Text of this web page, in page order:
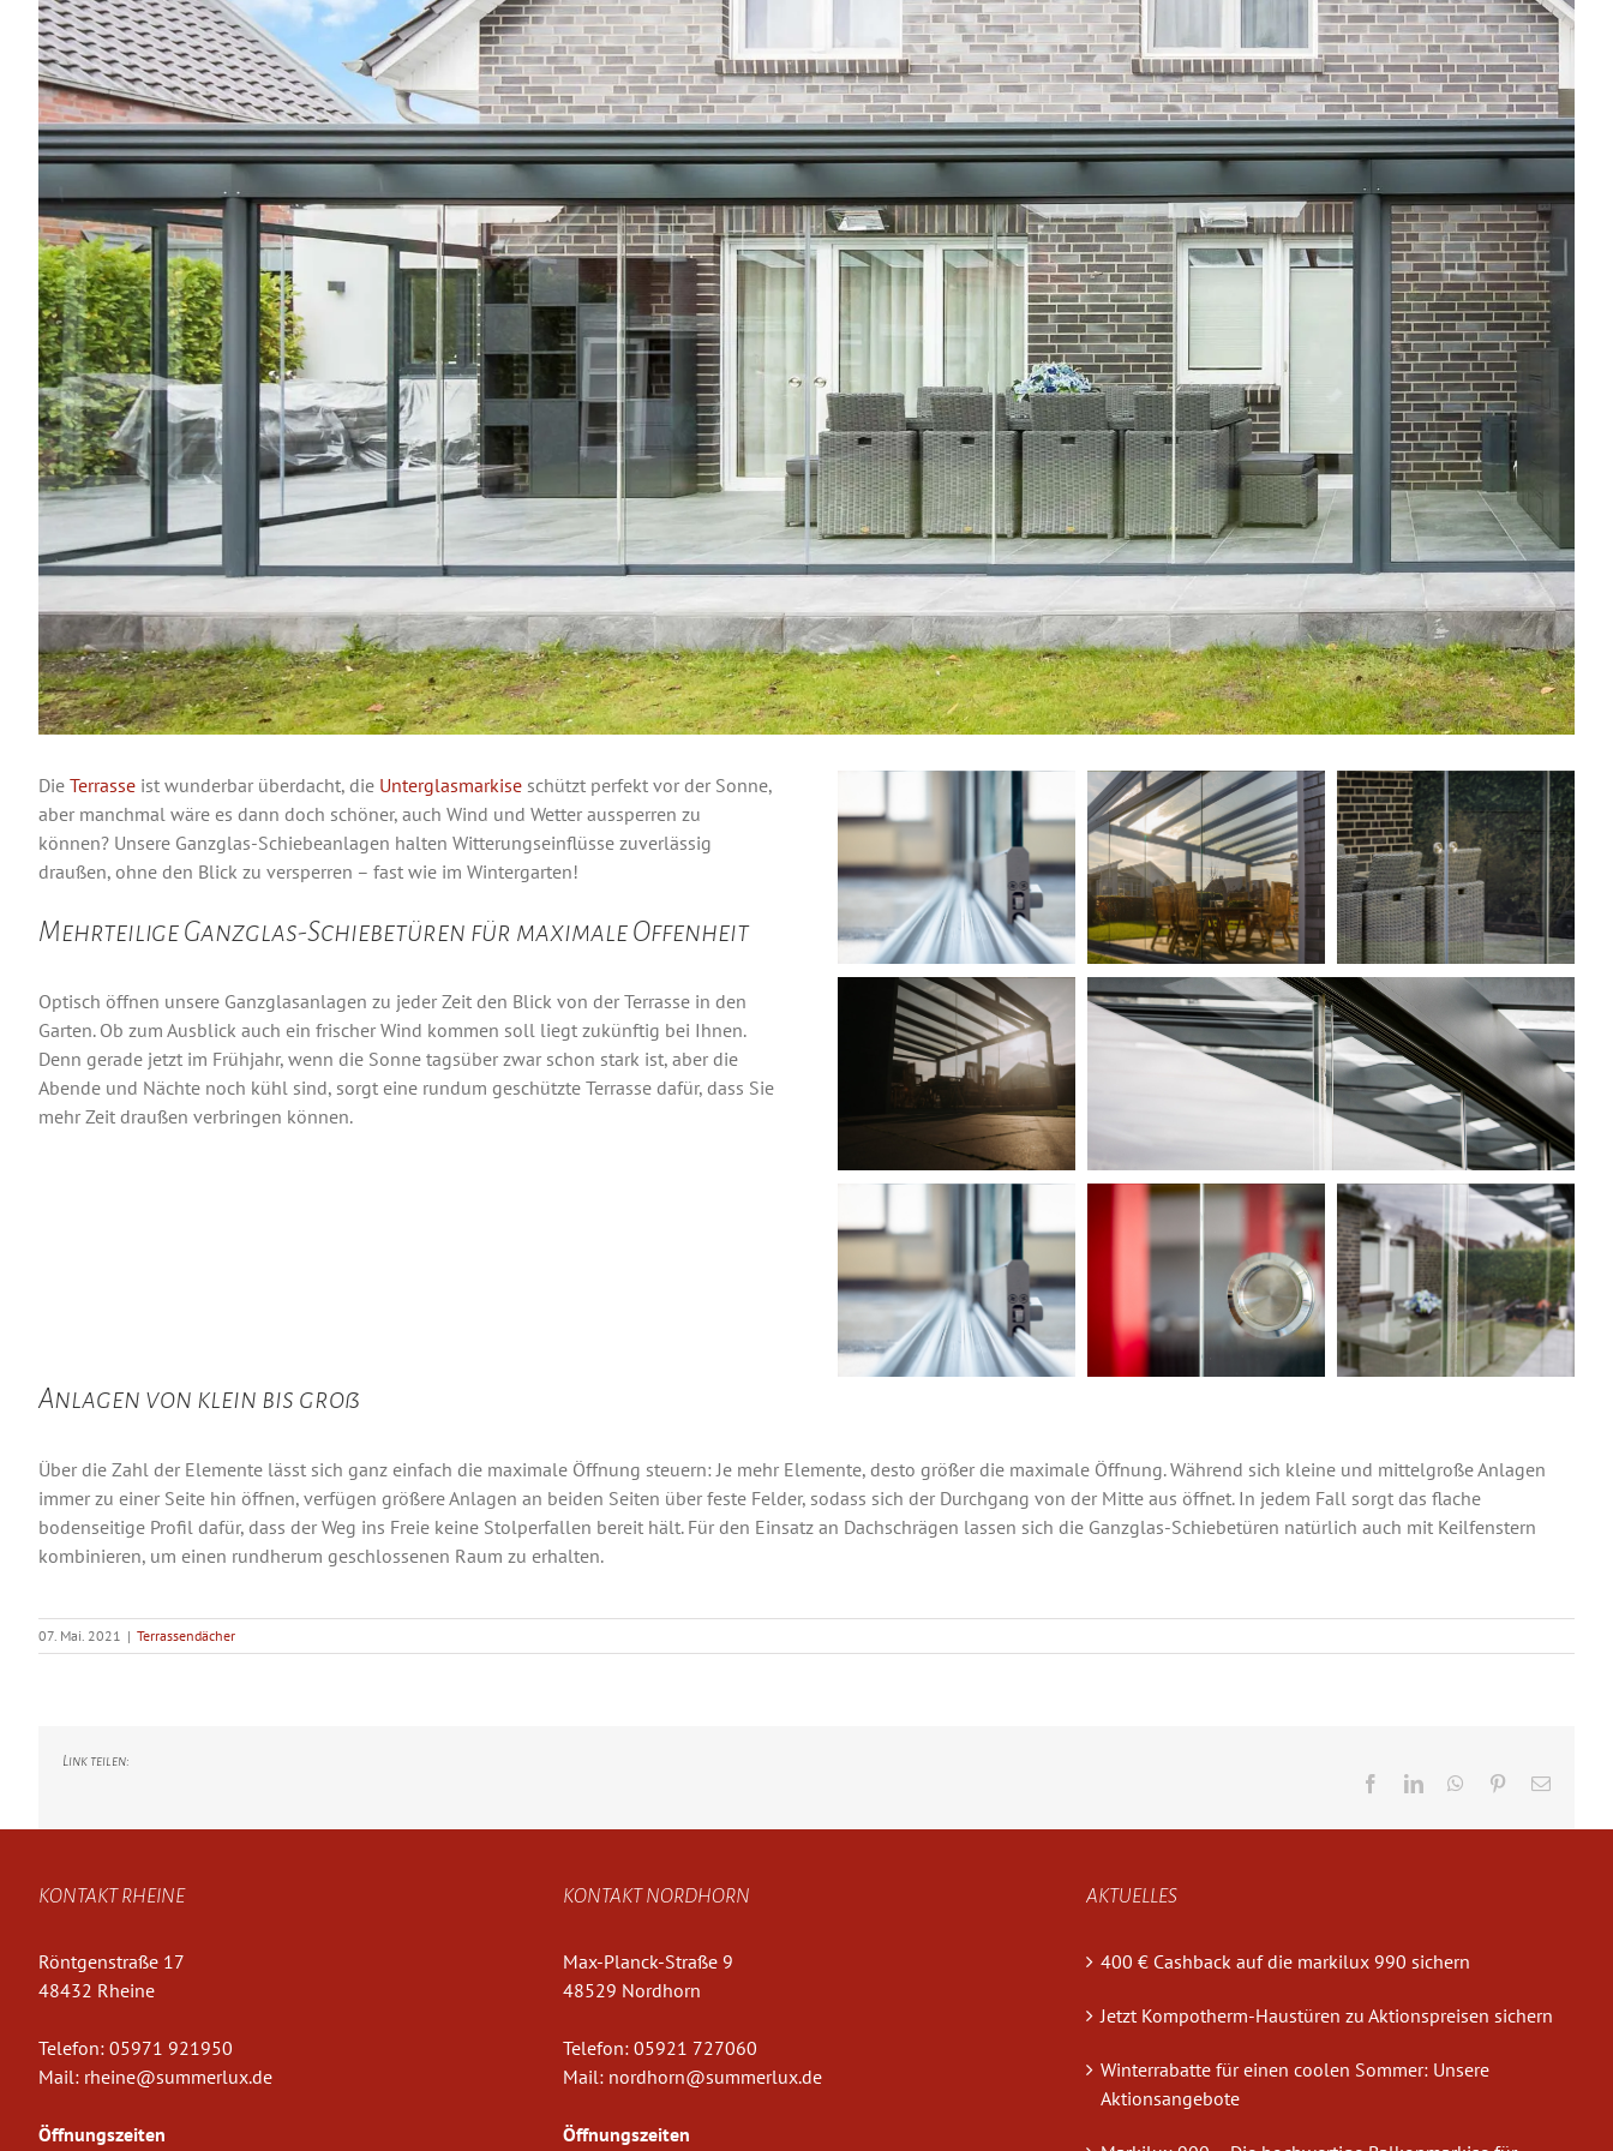
Die Terrasseist wunderbar überdacht, die Unterglasmarkiseschützt perfekt vor der Sonne,
aber manchmal wäre es dann doch schöner, auch Wind und Wetter aussperren zu
können? Unsere Ganzglas-Schiebeanlagen halten Witterungseinflüsse zuverlässig
draußen, ohne den Blick zu versperren – fast wie im Wintergarten!
Mehrteilige Ganzglas-Schiebetüren für maximale Offenheit
Optisch öffnen unsere Ganzglasanlagen zu jeder Zeit den Blick von der Terrasse in den
Garten. Ob zum Ausblick auch ein frischer Wind kommen soll liegt zukünftig bei Ihnen.
Denn gerade jetzt im Frühjahr, wenn die Sonne tagsüber zwar schon stark ist, aber die
Abende und Nächte noch kühl sind, sorgt eine rundum geschützte Terrasse dafür, dass Sie
mehr Zeit draußen verbringen können.
Anlagen von klein bis groß
Über die Zahl der Elemente lässt sich ganz einfach die maximale Öffnung steuern: Je mehr Elemente, desto größer die maximale Öffnung. Während sich kleine und mittelgroße Anlagen
immer zu einer Seite hin öffnen, verfügen größere Anlagen an beiden Seiten über feste Felder, sodass sich der Durchgang von der Mitte aus öffnet. In jedem Fall sorgt das flache
bodenseitige Profil dafür, dass der Weg ins Freie keine Stolperfallen bereit hält. Für den Einsatz an Dachschrägen lassen sich die Ganzglas-Schiebetüren natürlich auch mit Keilfenstern
kombinieren, um einen rundherum geschlossenen Raum zu erhalten.
07. Mai. 2021 | Terrassendächer
Link teilen:
FacebookLinkedInWhatsApp
Pinterest
E-
KONTAKT RHEINE
Röntgenstraße 17
48432 Rheine
Telefon: 05971 921950
Mail: rheine@summerlux.de
Öffnungszeiten
KONTAKT NORDHORN
Max-Planck-Straße 9
48529 Nordhorn
Telefon: 05921 727060
Mail: nordhorn@summerlux.de
Öffnungszeiten
AKTUELLES
400 € Cashback auf die markilux 990 sichern
Jetzt Kompotherm-Haustüren zu Aktionspreisen sichern
Winterrabatte für einen coolen Sommer: Unsere
Aktionsangebote